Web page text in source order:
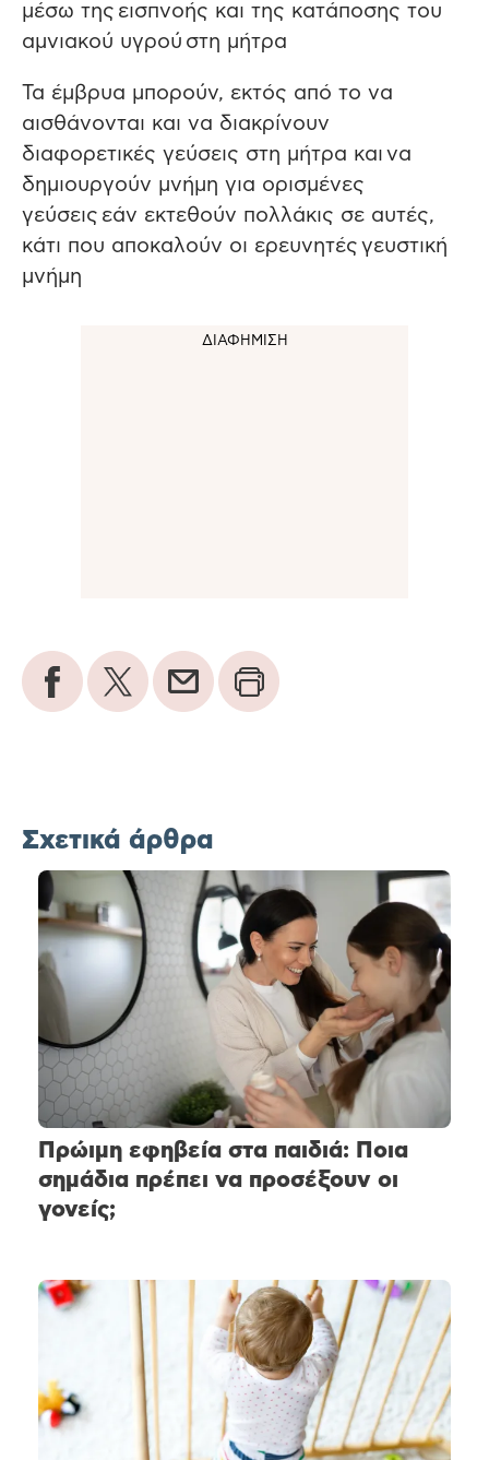
μέσω της εισπνοής και της κατάποσης του
αμνιακού υγρού στη μήτρα
Τα έμβρυα μπορούν, εκτός από το να
αισθάνονται και να διακρίνουν
διαφορετικές γεύσεις στη μήτρα και να
δημιουργούν μνήμη για ορισμένες
γεύσεις εάν εκτεθούν πολλάκις σε αυτές,
κάτι που αποκαλούν οι ερευνητές γευστική
μνήμη
Σχετικά άρθρα
Πρώιμη εφηβεία στα παιδιά: Ποια
σημάδια πρέπει να προσέξουν οι
γονείς;